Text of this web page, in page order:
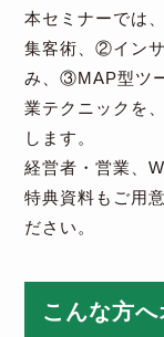
本セミナーでは
集客術、②イン
み、③MAP型ツ
業テクニックを
します。
経営者・営業、
特典資料もご用
ださい。
こんな方へ